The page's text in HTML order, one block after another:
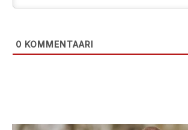
0 KOMMENTAARI